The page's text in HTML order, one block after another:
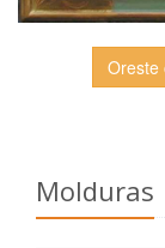
Oreste
Molduras